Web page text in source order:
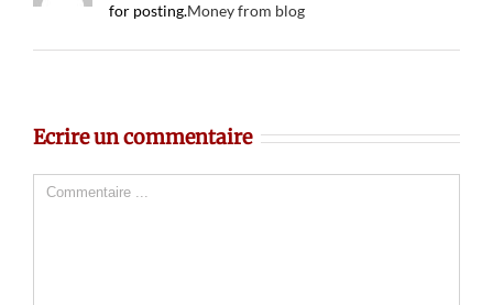
for posting.Money from blog
Ecrire un commentaire
Comment